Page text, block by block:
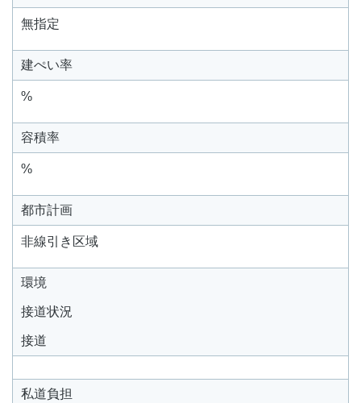
無指定
建ぺい率
%
容積率
%
都市計画
非線引き区域
環境
接道状況
接道
私道負担